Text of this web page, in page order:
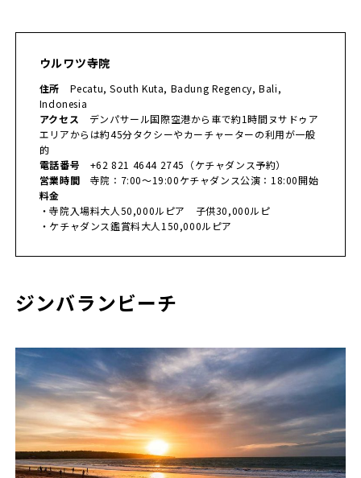
ウルワツ寺院
住所 Pecatu, South Kuta, Badung Regency, Bali,
Indonesia
アクセス デンパサール国際空港から車で約1時間ヌサドゥア
エリアからは約45分タクシーやカーチャーターの利用が一般
的
電話番号 +62 821 4644 2745（ケチャダンス予約）
営業時間 寺院：7:00～19:00ケチャダンス公演：18:00開始
料金
・寺院入場料大人50,000ルピア 子供30,000ルピ
・ケチャダンス鑑賞料大人150,000ルピア
ジンバランビーチ